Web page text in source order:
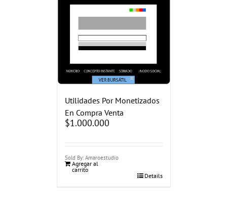
Utilidades Por Monetizados
En Compra Venta
$1.000.000
Sold By: Amaroestudio
Agregar al
carrito
Details